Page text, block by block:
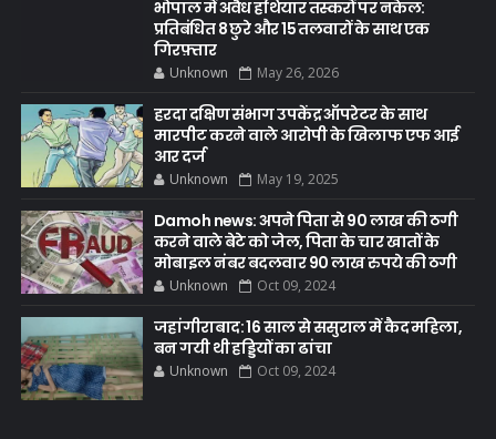
भोपाल में अवैध हथियार तस्करों पर नकेल:
प्रतिबंधित 8 छुरे और 15 तलवारों के साथ एक
गिरफ़्तार
Unknown May 26, 2026
हरदा दक्षिण संभाग उपकेंद्र ऑपरेटर के साथ
मारपीट करने वाले आरोपी के खिलाफ एफ आई
आर दर्ज
Unknown May 19, 2025
Damoh news: अपने पिता से 90 लाख की ठगी
करने वाले बेटे को जेल, पिता के चार खातों के
मोबाइल नंबर बदलवार 90 लाख रुपये की ठगी
Unknown Oct 09, 2024
जहांगीराबाद: 16 साल से ससुराल में कैद महिला,
बन गयी थी हड्डियों का ढांचा
Unknown Oct 09, 2024